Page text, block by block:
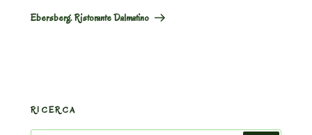
Ebersberg. Ristorante Dalmatino
RICERCA